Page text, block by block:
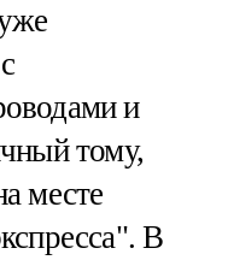
и
тому,
месте
В